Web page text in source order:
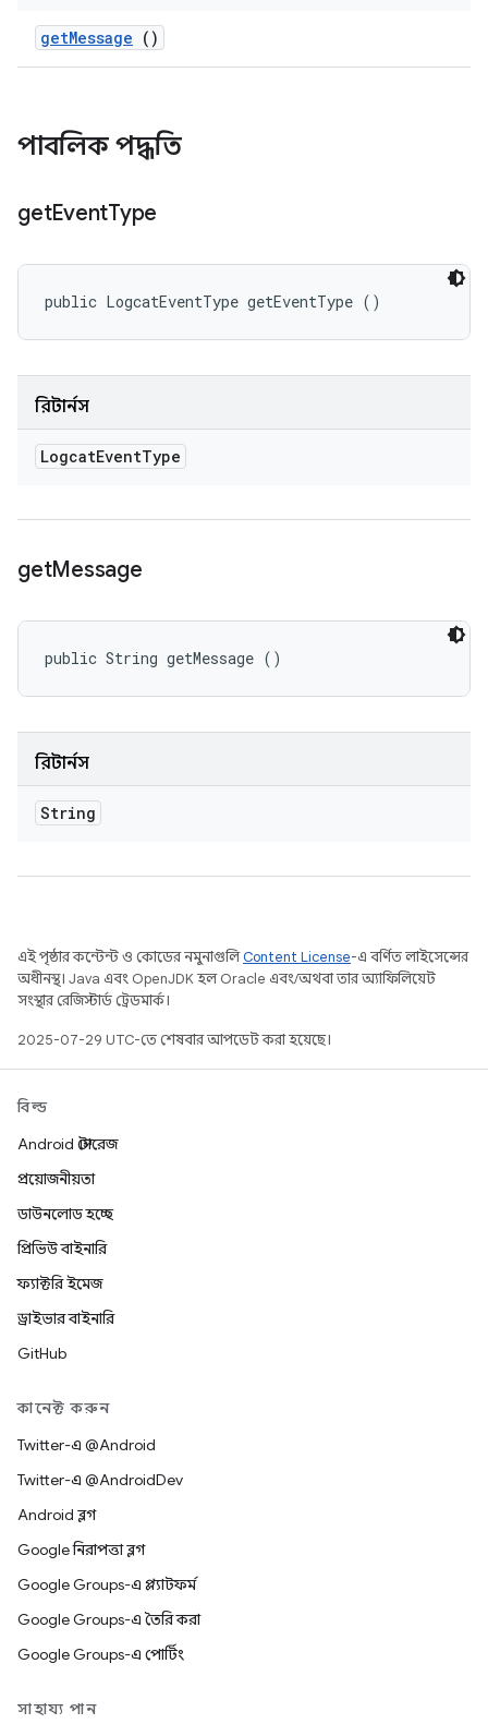
getMessage ()
পাবলিক পদ্ধতি
getEventType
public LogcatEventType getEventType ()
রিটার্নস
LogcatEventType
getMessage
public String getMessage ()
রিটার্নস
String
এই পৃষ্ঠার কন্টেন্ট ও কোডের নমুনাগুলিContent License-এ বর্ণিত লাইসেন্সের
অধীনস্থ। Java এবং OpenJDK হল Oracle এবং/অথবা তার অ্যাফিলিয়েট
সংস্থার রেজিস্টার্ড ট্রেডমার্ক।
2025-07-29 UTC-তে শেষবার আপডেট করা হয়েছে।
বিল্ড
Android স্টোরেজ
প্রয়োজনীয়তা
ডাউনলোড হচ্ছে
প্রিভিউ বাইনারি
ফ্যাক্টরি ইমেজ
ড্রাইভার বাইনারি
GitHub
কানেক্ট করুন
Twitter-এ @Android
Twitter-এ @AndroidDev
Android ব্লগ
Google নিরাপত্তা ব্লগ
Google Groups-এ প্ল্যাটফর্ম
Google Groups-এ তৈরি করা
Google Groups-এ পোর্টিং
সাহায্য পান